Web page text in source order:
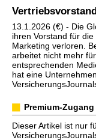
13.1.2026 (€) - Die
ihren Vorstand für
Marketing verloren.
arbeitet nicht mehr
entsprechenden
hat eine
Premium-Zugang
Dieser Artikel ist nur